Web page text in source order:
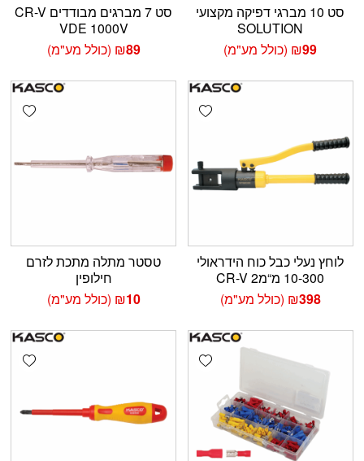
סט 10 מברגי דפיקה מקצועי
SOLUTION
₪99 (כולל מע"מ)
סט 7 מברגים מבודדים CR-V
VDE 1000V
₪89 (כולל מע"מ)
Add wishlist
לוחץ נעלי כבל כוח הידראולי
10-300 מ“מ2 CR-V
₪398 (כולל מע"מ)
טסטר מתלה מתכת לזרם
חילופין
₪10 (כולל מע"מ)
Add wishlist